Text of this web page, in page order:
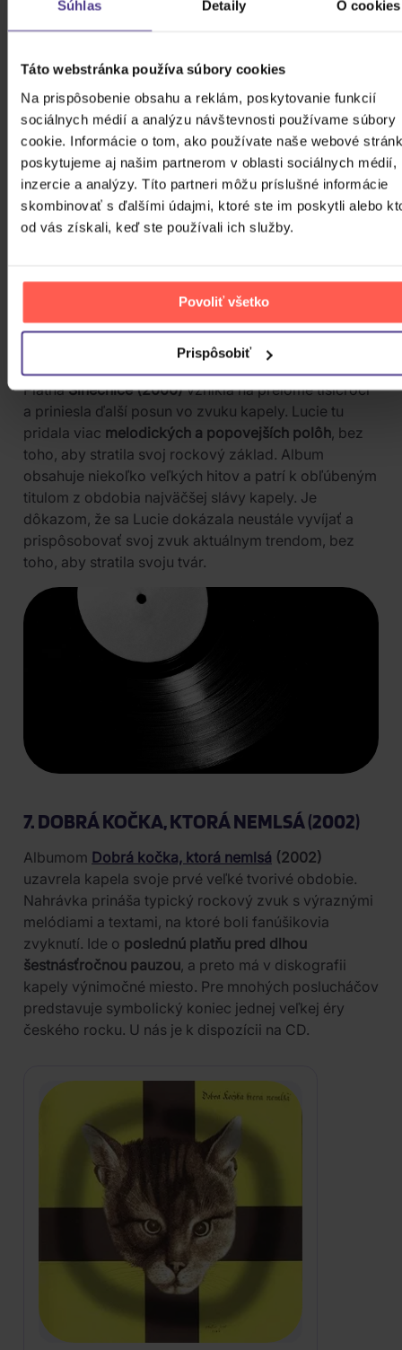
Súhlas Detaily O cookies
Táto webstránka používa súbory cookies
Na prispôsobenie obsahu a reklám, poskytovanie funkcií
sociálnych médií a analýzu návštevnosti používame súbory
cookie. Informácie o tom, ako používate naše webové
poskytujeme aj našim partnerom v oblasti sociálnych médií,
inzercie a analýzy. Títo partneri môžu príslušné informácie
skombinovať s ďalšími údajmi, ktoré ste im poskytli alebo
od vás získali, keď ste používali ich služby.
Povoliť všetko
Prispôsobiť
Nahrávka je zvukovo bohatá a textovo
introspektívna, čo ju odlišuje od predchádzajúcich
nebojí posúvať svoje hudobné hranice a skúšať nové
aranžérske postupy.
6. SLNEČNICE (2000)
PlatňaSlnečnice (2000)vznikla na prelome tisícročí
a priniesla ďalší posun vo zvuku kapely. Lucie tu
pridala viac melodických a popovejších polôh, bez
toho, aby stratila svoj rockový základ. Album
obsahuje niekoľko veľkých hitov a patrí k obľúbeným
titulom z obdobia najväčšej slávy kapely. Je
dôkazom, že sa Lucie dokázala neustále vyvíjať a
prispôsobovať svoj zvuk aktuálnym trendom, bez
toho, aby stratila svoju tvár.
7. DOBRÁ KOČKA, KTORÁ NEMLSÁ (2002)
Albumom Dobrá kočka, ktorá nemlsá (2002)
uzavrela kapela svoje prvé veľké tvorivé obdobie.
Nahrávka prináša typický rockový zvuk s výraznými
melódiami a textami, na ktoré boli fanúšikovia
zvyknutí. Ide o poslednú platňu pred dlhou
šestnásťročnou pauzou, a preto má v diskografii
kapely výnimočné miesto. Pre mnohých poslucháčov
predstavuje symbolický koniec jednej veľkej éry
českého rocku. U nás je k dispozícii na CD.